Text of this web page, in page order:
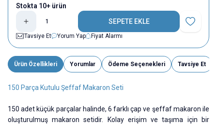
Stokta 10+ ürün
SEPETE EKLE
Favoriye
Tavsiye Et
Yorum Yap Fiyat Alarmı
Ürün Özellikleri Yorumlar Ödeme Seçenekleri Tavsiye Et
150 Parça Kutulu Şeffaf Makaron Seti
150 adet küçük parçalar halinde, 6 farklı çap ve şeffaf makaron ile
oluşturulmuş makaron setidir. Kolay erişim ve taşıma için bir